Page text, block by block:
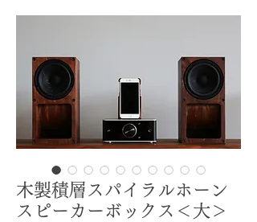
木製積層スパイラルホーン
スピーカーボックス＜大＞